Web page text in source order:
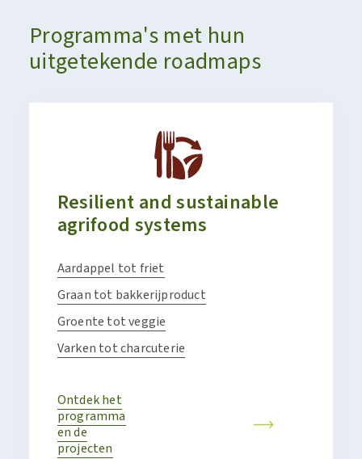
Programma's met hun
uitgetekende roadmaps
Resilient and sustainable
agrifood systems
Aardappel tot friet
Graan tot bakkerijproduct
Groente tot veggie
Varken tot charcuterie
Ontdek het
programma
en de
projecten